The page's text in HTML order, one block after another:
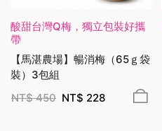
酸甜台灣Q梅，獨立包裝好攜
帶
【馬湛農場】暢消梅（65ｇ袋
裝）3包組
NT$450 NT$ 228